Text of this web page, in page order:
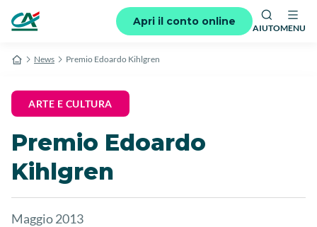
Apri il conto online
AIUTOMENU
News Premio Edoardo Kihlgren
ARTE E CULTURA
Premio Edoardo
Kihlgren
Maggio 2013